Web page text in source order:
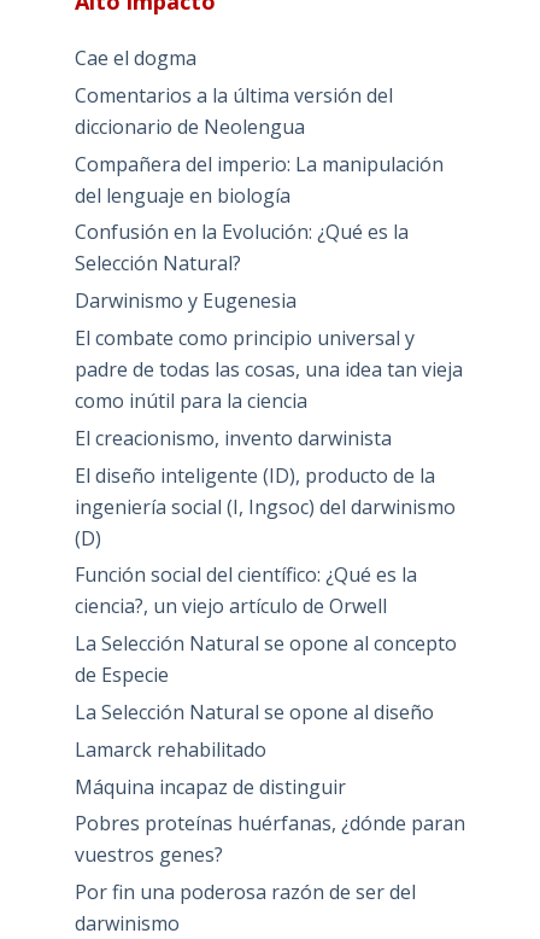
Cae el dogma
Comentarios a la última versión del
diccionario de Neolengua
Compañera del imperio: La manipulación
del lenguaje en biología
Confusión en la Evolución: ¿Qué es la
Selección Natural?
Darwinismo y Eugenesia
El combate como principio universal y
padre de todas las cosas, una idea tan vieja
como inútil para la ciencia
El creacionismo, invento darwinista
El diseño inteligente (ID), producto de la
ingeniería social (I, Ingsoc) del darwinismo
(D)
Función social del científico: ¿Qué es la
ciencia?, un viejo artículo de Orwell
La Selección Natural se opone al concepto
de Especie
La Selección Natural se opone al diseño
Lamarck rehabilitado
Máquina incapaz de distinguir
Pobres proteínas huérfanas, ¿dónde paran
vuestros genes?
Por fin una poderosa razón de ser del
darwinismo